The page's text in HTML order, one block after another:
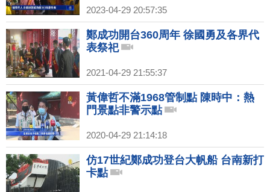
2023-04-29 20:57:35
鄭成功開台360周年 徐國勇及各界代
表祭祀
2021-04-29 21:55:37
黃偉哲不滿1968管制點 陳時中：熱
門景點非警示點
2020-04-29 21:14:18
仿17世紀鄭成功登台大帆船 台南新打
卡點